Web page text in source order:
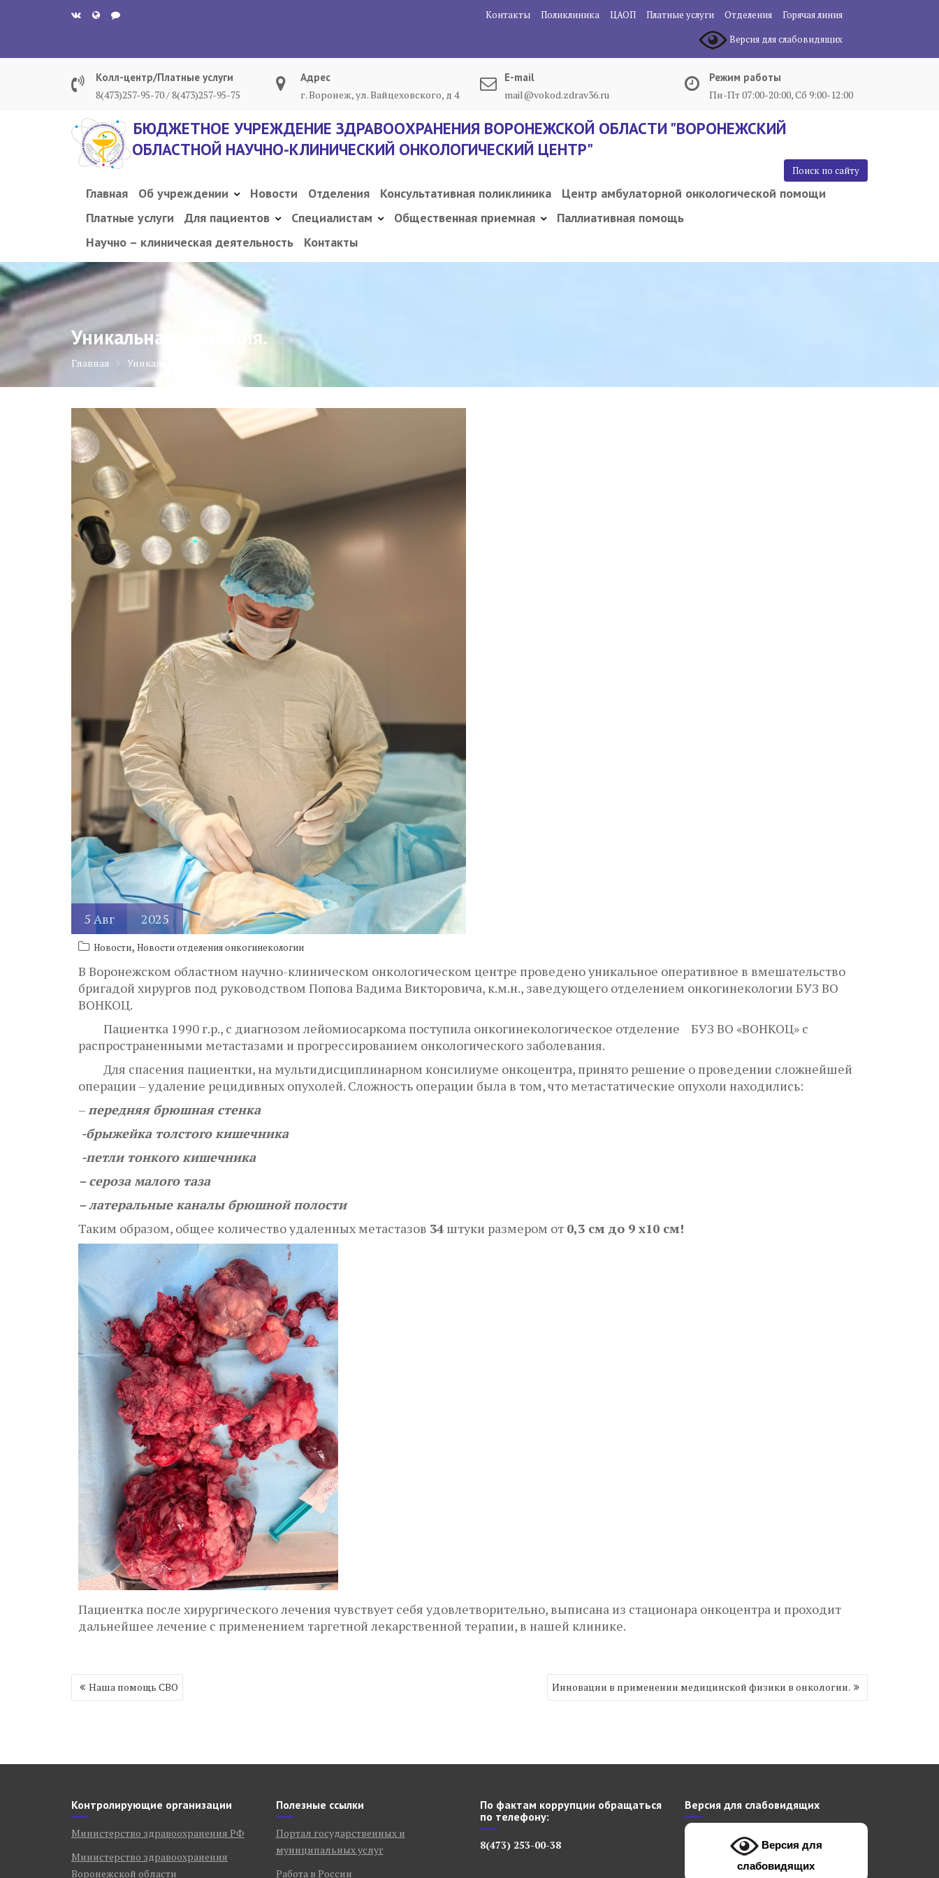
Контакты Поликлиника ЦАОП Платные услуги Отделения
Горячая линия
Версия для слабовидящих
Колл-центр/Платные услуги
8(473)257-95-70 / 8(473)257-95-75
Адрес
г. Воронеж, ул. Вайцеховского, д 4
E-mail
mail@vokod.zdrav36.ru
Режим работы
Пн-Пт 07:00-20:00, Сб 9:00-12:00
БЮДЖЕТНОЕ УЧРЕЖДЕНИЕ ЗДРАВООХРАНЕНИЯ ВОРОНЕЖСКОЙ ОБЛАСТИ "ВОРОНЕЖСКИЙ
ОБЛАСТНОЙ НАУЧНО-КЛИНИЧЕСКИЙ ОНКОЛОГИЧЕСКИЙ ЦЕНТР"
Поиск по сайту
Главная Об учреждении Новости Отделения Консультативная поликлиника
Центр амбулаторной онкологической помощи
Платные услуги
Для пациентов Специалистам Общественная приемная
Паллиативная помощь
Научно – клиническая деятельность
Контакты
Уникальная операция.
Главная Уникальная операция.
5 Авг 2025
Новости, Новости отделения онкогинекологии
В Воронежском областном научно-клиническом онкологическом центре проведено уникальное оперативное в вмешательство
бригадой хирургов под руководством Попова Вадима Викторовича, к.м.н., заведующего отделением онкогинекологии БУЗ ВО
ВОНКОЦ.
Пациентка 1990 г.р., с диагнозом лейомиосаркома поступила онкогинекологическое отделение БУЗ ВО «ВОНКОЦ» с
распространенными метастазами и прогрессированием онкологического заболевания.
Для спасения пациентки, на мультидисциплинарном консилиуме онкоцентра, принято решение о проведении сложнейшей
операции – удаление рецидивных опухолей. Сложность операции была в том, что метастатические опухоли находились:
–передняя брюшная стенка
-брыжейка толстого кишечника
-петли тонкого кишечника
– сероза малого таза
– латеральные каналы брюшной полости
Таким образом, общее количество удаленных метастазов 34 штуки размером от 0,3 см до 9 x10 см!
Пациентка после хирургического лечения чувствует себя удовлетворительно, выписана из стационара онкоцентра и проходит
дальнейшее лечение с применением таргетной лекарственной терапии, в нашей клинике.
Навигация
по
Наша помощь СВО Инновации в применении медицинской физики в онкологии.
Контролирующие организации
Министерство здравоохранения РФ
Министерство здравоохранения
Воронежской области
Полезные ссылки
Портал государственных и
муниципальных услуг
Работа в России
По фактам коррупции обращаться
по телефону:
8(473) 253-00-38
Версия для слабовидящих
Версия для
слабовидящих